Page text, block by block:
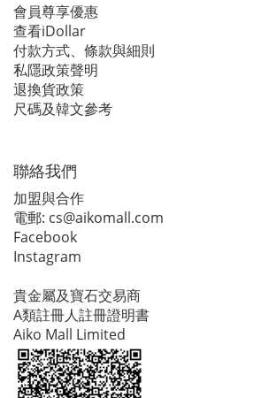
會員尊享優惠
查看iDollar
付款方式、條款與細則
私隱政策聲明
退換貨政策
尺碼及韓文參考
聯絡我們
加盟與合作
電郵: cs@aikomall.com
Facebook
Instagram
貴金屬及寶石交易商
A類註冊人註冊證明書
Aiko Mall Limited